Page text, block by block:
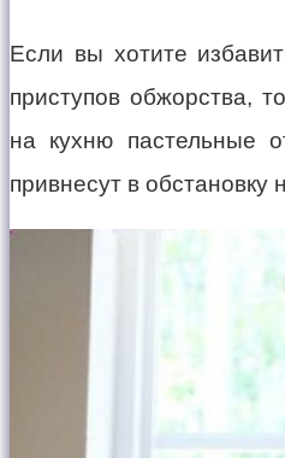
Если вы хотите
приступов обжорства,
на кухню пастельные
привнесут в обстановку